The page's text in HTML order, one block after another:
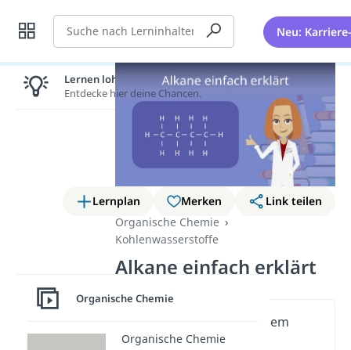
Suche Neu:
Lernplan Merken
Link teilen
Organische Chemie
Kohlenwasserstoffe
Alkane einfach erklärt
Wichtige Inhalte in diesem
Video
Lernen lohnt sich!
Entdecke hier deine Chancen.
Organische Chemie
Organische Chemie